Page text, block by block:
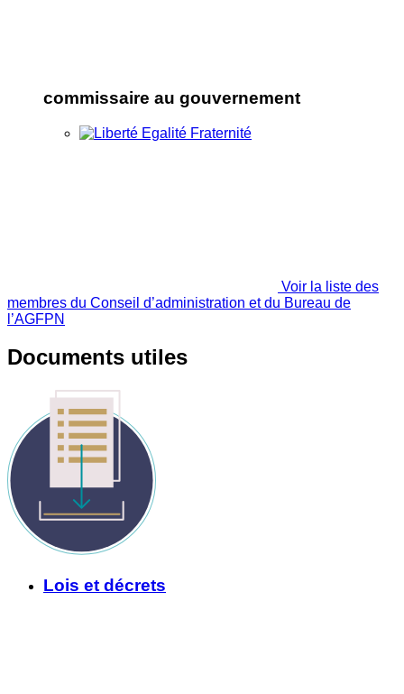
commissaire au gouvernement
Voir la liste des
membres du Conseil d’administration et du Bureau de
l’AGFPN
Documents utiles
Lois et décrets